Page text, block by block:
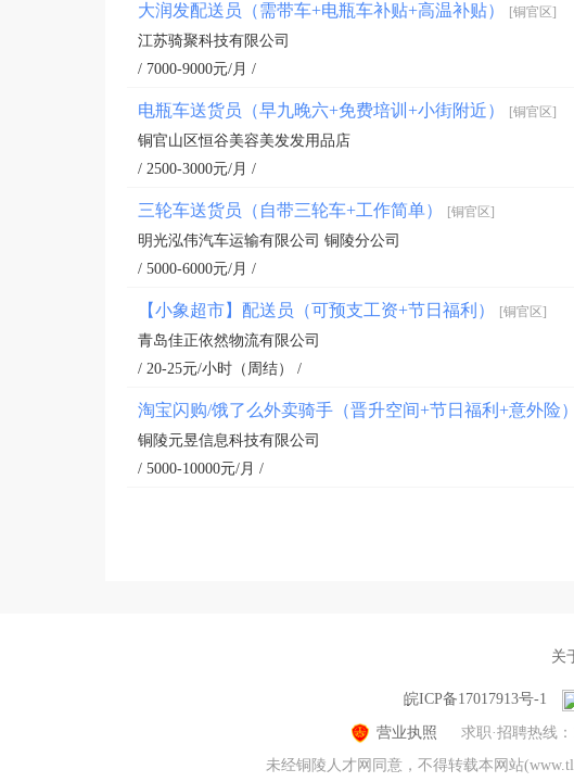
大润发配送员（需带车+电瓶车补贴+高温补贴） [铜官区]
江苏骑聚科技有限公司
/ 7000-9000元/月 /
电瓶车送货员（早九晚六+免费培训+小街附近） [铜官区]
铜官山区恒谷美容美发发用品店
/ 2500-3000元/月 /
三轮车送货员（自带三轮车+工作简单） [铜官区]
明光泓伟汽车运输有限公司 铜陵分公司
/ 5000-6000元/月 /
【小象超市】配送员（可预支工资+节日福利） [铜官区]
青岛佳正依然物流有限公司
/ 20-25元/小时（周结） /
淘宝闪购/饿了么外卖骑手（晋升空间+节日福利+意外险）
铜陵元昱信息科技有限公司
/ 5000-10000元/月 /
关
皖ICP备17017913号-1
营业执照 求职·招聘热线：
未经铜陵人才网同意，不得转载本网站